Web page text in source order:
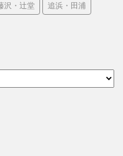
沢・辻堂 追浜・田浦